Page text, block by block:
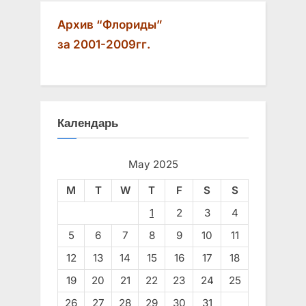
Архив “Флориды”
за 2001-2009гг.
Календарь
May 2025
M
T W T F S
S
1
2 3
4
5
6 7 8 9 10
11
12
13 14 15 16 17
18
19
20 21 22 23 24
25
26
27 28 29 30 31